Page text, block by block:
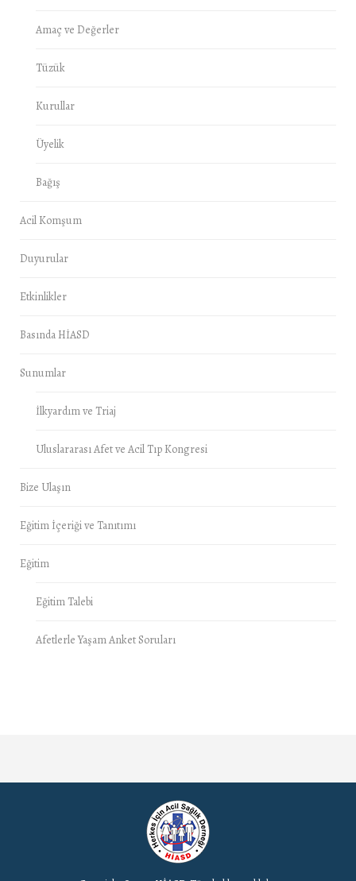
Amaç ve Değerler
Tüzük
Kurullar
Üyelik
Bağış
Acil Komşum
Duyurular
Etkinlikler
Basında HİASD
Sunumlar
İlkyardım ve Triaj
Uluslararası Afet ve Acil Tıp Kongresi
Bize Ulaşın
Eğitim İçeriği ve Tanıtımı
Eğitim
Eğitim Talebi
Afetlerle Yaşam Anket Soruları